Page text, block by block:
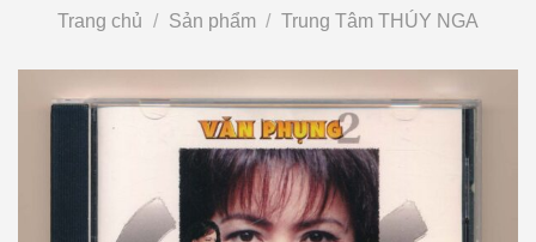
Trang chủ / Sản phẩm / Trung Tâm THÚY NGA